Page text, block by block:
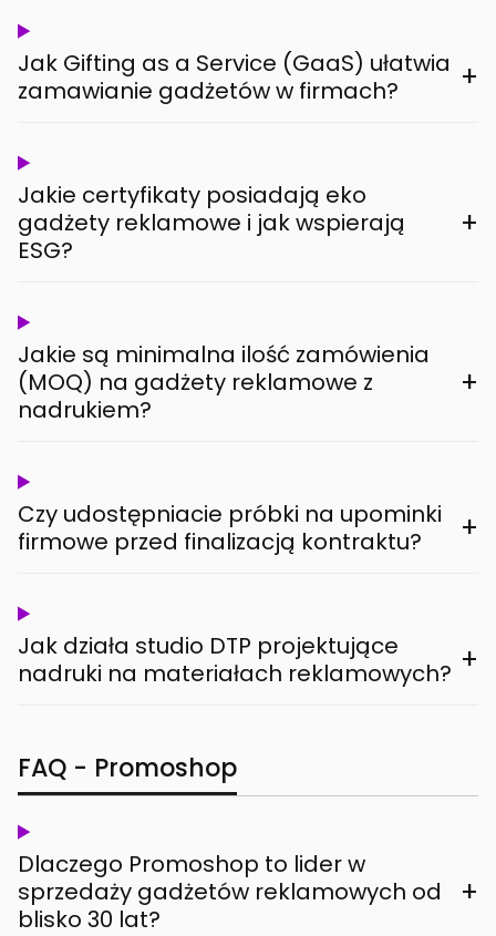
Jak Gifting as a Service (GaaS) ułatwia
zamawianie gadżetów w firmach?
+
Jakie certyfikaty posiadają eko
gadżety reklamowe i jak wspierają
ESG?
+
Jakie są minimalna ilość zamówienia
(MOQ) na gadżety reklamowe z
nadrukiem?
+
Czy udostępniacie próbki na upominki
firmowe przed finalizacją kontraktu?
+
Jak działa studio DTP projektujące
nadruki na materiałach reklamowych? +
FAQ - Promoshop
Dlaczego Promoshop to lider w
sprzedaży gadżetów reklamowych od
blisko 30 lat?
+